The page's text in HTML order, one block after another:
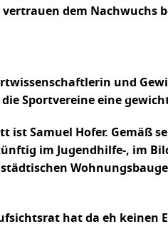
dem Nachwuchs
und
Sportvereine eine
ist Samuel Hofer. Gemäß
im Jugendhilfe-, im
hat da eh keinen